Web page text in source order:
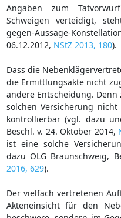
Angaben zum
Schweigen verteidigt,
gegen-Aussage-
06.12.2012, NStZ 2013, 180).
Dass die
die Ermittlungsakte nicht
andere Entscheidung.
solchen Versicherung
kontrollierbar (vgl. dazu
Beschl. v. 24. Oktober 2014,
ist eine solche
dazu OLG Braunschweig,
2016, 629).
Der vielfach vertretenen
Akteneinsicht für den